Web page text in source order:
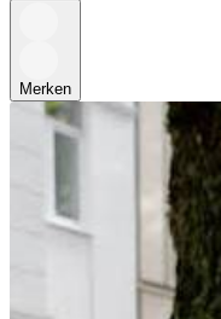
Merken